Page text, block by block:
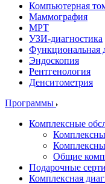
Компьютерная
Маммография
МРТ
УЗИ-диагностика
Функциональная
Эндоскопия
Рентгенология
Денситометрия
Программы
Комплексные
Общие
Подарочные
Комплексная